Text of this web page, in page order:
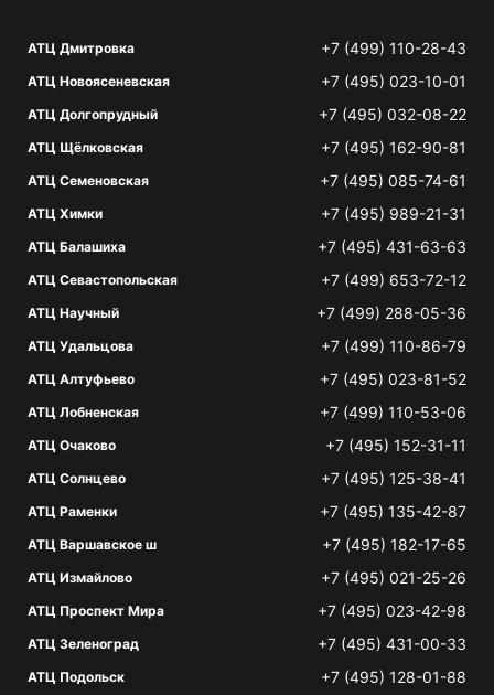
АТЦ Дмитровка +7 (499) 110-28-43
АТЦ Новоясеневская +7 (495) 023-10-01
АТЦ Долгопрудный +7 (495) 032-08-22
АТЦ Щёлковская +7 (495) 162-90-81
АТЦ Семеновская +7 (495) 085-74-61
АТЦ Химки +7 (495) 989-21-31
АТЦ Балашиха +7 (495) 431-63-63
АТЦ Севастопольская +7 (499) 653-72-12
АТЦ Научный +7 (499) 288-05-36
АТЦ Удальцова +7 (499) 110-86-79
АТЦ Алтуфьево +7 (495) 023-81-52
АТЦ Лобненская +7 (499) 110-53-06
АТЦ Очаково +7 (495) 152-31-11
АТЦ Солнцево +7 (495) 125-38-41
АТЦ Раменки +7 (495) 135-42-87
АТЦ Варшавское ш +7 (495) 182-17-65
АТЦ Измайлово +7 (495) 021-25-26
АТЦ Проспект Мира +7 (495) 023-42-98
АТЦ Зеленоград +7 (495) 431-00-33
АТЦ Подольск +7 (495) 128-01-88